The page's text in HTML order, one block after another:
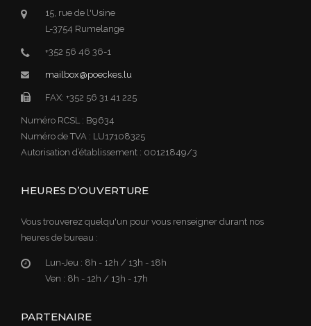
15, rue de l'Usine
L-3754 Rumelange
+352 56 46 36-1
mailbox@poeckes.lu
FAX: +352 56 31 41 225
Numéro RCSL : B9634
Numéro de TVA : LU17108325
Autorisation d’établissement : 00121849/3
HEURES D’OUVERTURE
Vous trouverez quelqu'un pour vous renseigner durant nos
heures de bureau :
Lun-Jeu : 8h - 12h / 13h - 18h
Ven : 8h - 12h / 13h - 17h
PARTENAIRE